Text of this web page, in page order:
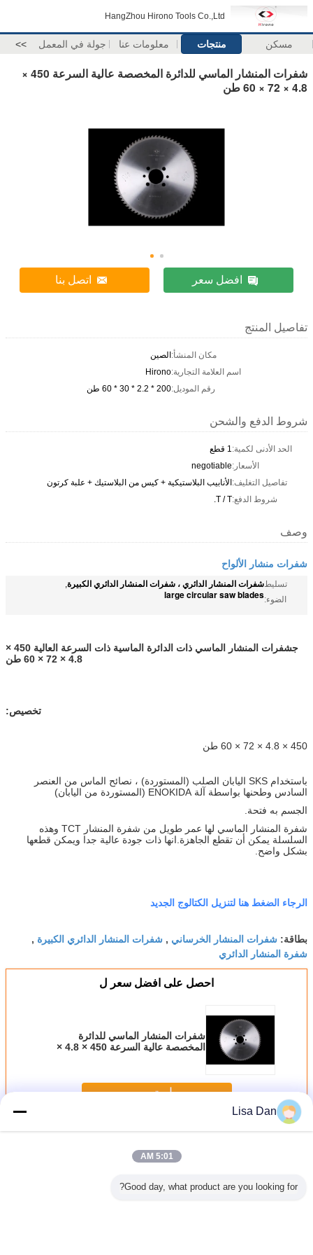
HangZhou Hirono Tools Co.,Ltd
مسكن منتجات معلومات عنا جولة في المعمل >>
شفرات المنشار الماسي للدائرة المخصصة عالية السرعة 450 ×
4.8 × 72 × 60 طن
افضل سعر اتصل بنا
تفاصيل المنتج
مكان المنشأ:الصين
اسم العلامة التجارية:Hirono
رقم الموديل:200 * 2.2 * 30 * 60 طن
شروط الدفع والشحن
الحد الأدنى لكمية:1 قطع
الأسعار:negotiable
تفاصيل التغليف:الأنابيب البلاستيكية + كيس من البلاستيك + علبة كرتون
شروط الدفع:T / T.
وصف
شفرات منشار الألواح
تسليط
الضوء:
شفرات المنشار الدائري ، شفرات المنشار الدائري الكبيرة,
large circular saw blades
ج
شفرات المنشار الماسي ذات الدائرة الماسية ذات السرعة العالية 450 ×
4.8 × 72 × 60 طن
تخصيص:
450 × 4.8 × 72 × 60 طن
باستخدام SKS اليابان الصلب (المستوردة) ، نصائح الماس من العنصر
السادس وطحنها بواسطة آلة ENOKIDA (المستوردة من اليابان)
الجسم به فتحة.
شفرة المنشار الماسي لها عمر طويل من شفرة المنشار TCT وهذه
السلسلة يمكن أن تقطع الجاهزة.انها ذات جودة عالية جدا ويمكن قطعها
بشكل واضح.
الرجاء الضغط هنا لتنزيل الكتالوج الجديد
بطاقة: شفرات المنشار الخرساني , شفرات المنشار الدائري الكبيرة ,
شفرة المنشار الدائري
احصل على افضل سعر ل
شفرات المنشار الماسي للدائرة
المخصصة عالية السرعة 450 × 4.8 ×
استمر
أكثرشفرات منشار الألواح
Lisa Dan
5:01 AM
Good day, what product are you looking for?